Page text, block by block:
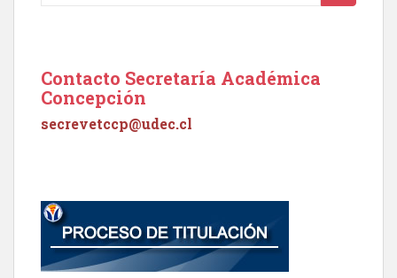
Contacto Secretaría Académica
Concepción
secrevetccp@udec.cl